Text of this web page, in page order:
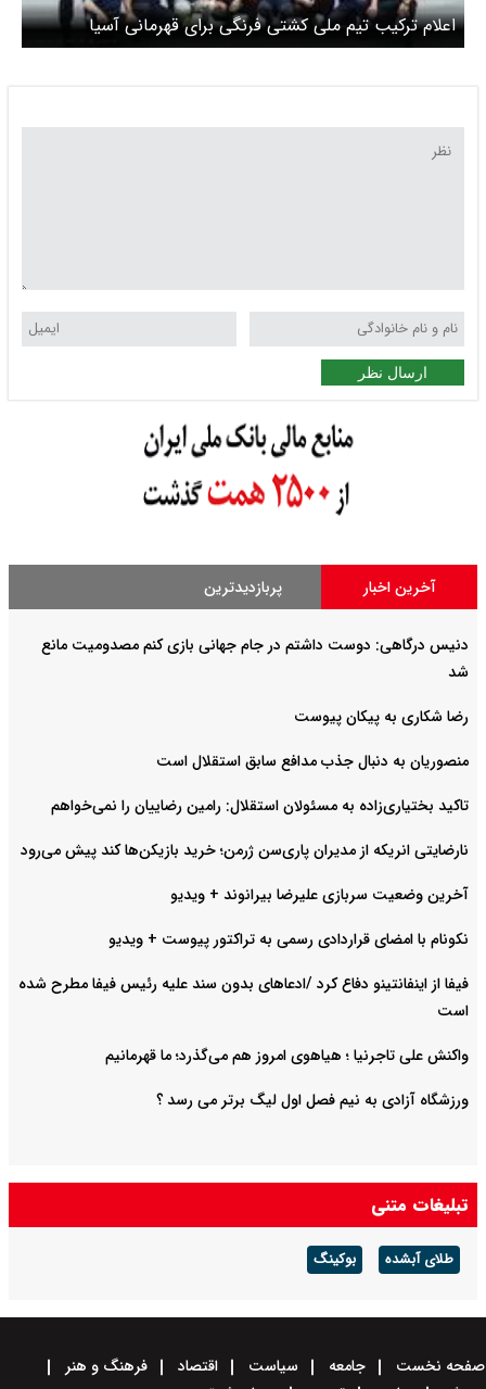
اعلام ترکیب تیم ملی کشتی فرنگی برای قهرمانی آسیا
ارسال نظر
آخرین اخبار پربازدیدترین
دنیس درگاهی: دوست داشتم در جام جهانی بازی کنم مصدومیت مانع
شد
رضا شکاری به پیکان پیوست
منصوریان به دنبال جذب مدافع سابق استقلال است
تاکید بختیاری‌زاده به مسئولان استقلال: رامین رضاییان را نمی‌خواهم
نارضایتی انریکه از مدیران پاری‌سن ژرمن؛ خرید بازیکن‌ها کند پیش می‌رود
آخرین وضعیت سربازی علیرضا بیرانوند + ویدیو
نکونام با امضای قراردادی رسمی به تراکتور پیوست + ویدیو
فیفا از اینفانتینو دفاع کرد /ادعاهای بدون سند علیه رئیس فیفا مطرح شده
است
واکنش علی تاجرنیا ؛ هیاهوی امروز هم می‌گذرد؛ ما قهرمانیم
ورزشگاه آزادی به نیم فصل اول لیگ برتر می رسد ؟
تبلیغات متنی
طلای آبشده بوکینگ
صفحه نخست جامعه سیاست اقتصاد
فرهنگ و هنر